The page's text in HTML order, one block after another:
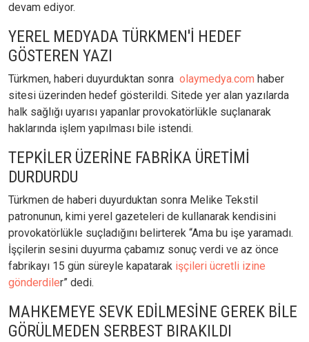
devam ediyor.
YEREL MEDYADA TÜRKMEN'İ HEDEF
GÖSTEREN YAZI
Türkmen, haberi duyurduktan sonra olaymedya.com haber
sitesi üzerinden hedef gösterildi. Sitede yer alan yazılarda
halk sağlığı uyarısı yapanlar provokatörlükle suçlanarak
haklarında işlem yapılması bile istendi.
TEPKİLER ÜZERİNE FABRİKA ÜRETİMİ
DURDURDU
Türkmen de haberi duyurduktan sonra Melike Tekstil
patronunun, kimi yerel gazeteleri de kullanarak kendisini
provokatörlükle suçladığını belirterek “Ama bu işe yaramadı.
İşçilerin sesini duyurma çabamız sonuç verdi ve az önce
fabrikayı 15 gün süreyle kapatarak işçileri ücretli izine
gönderdiler” dedi.
MAHKEMEYE SEVK EDİLMESİNE GEREK BİLE
GÖRÜLMEDEN SERBEST BIRAKILDI